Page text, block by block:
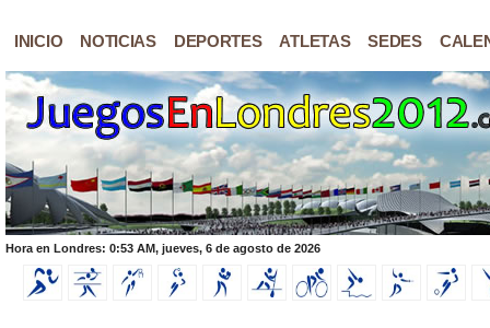
INICIO NOTICIAS DEPORTES ATLETAS SEDES
Hora en Londres: 0:53 AM, jueves, 6 de agosto de 2026